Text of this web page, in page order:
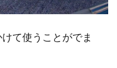
て使うことがでま